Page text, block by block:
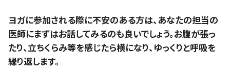
ヨガに参加される際に不安のある方は、あなたの担当の
医師にまずはお話してみるのも良いでしょう。お腹が張っ
たり、立ちくらみ等を感じたら横になり、ゆっくりと呼吸を
繰り返します。